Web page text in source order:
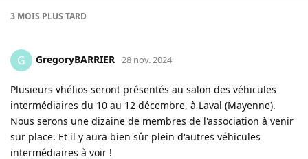
3 MOIS PLUS TARD
G GregoryBARRIER 28 nov. 2024
Plusieurs vhélios seront présentés au salon des véhicules
intermédiaires du 10 au 12 décembre, à Laval (Mayenne).
Nous serons une dizaine de membres de l'association à venir
sur place. Et il y aura bien sûr plein d'autres véhicules
intermédiaires à voir !